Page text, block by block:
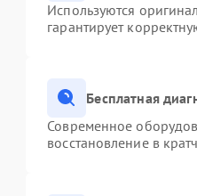
Используются
гарантирует
Бесплатная
Современное
восстановление в